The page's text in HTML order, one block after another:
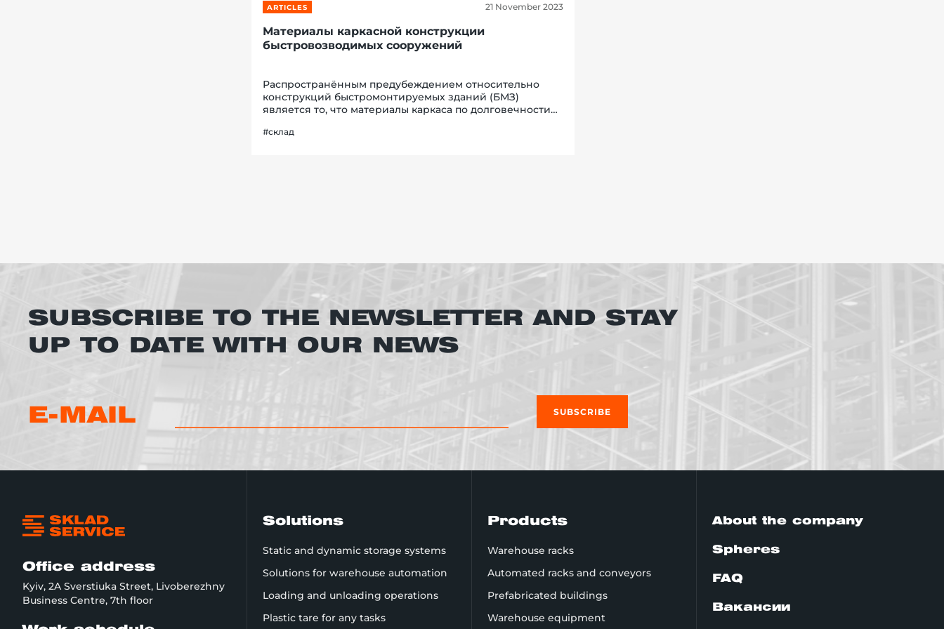
ARTICLES 21 November 2023
Материалы каркасной конструкции
быстровозводимых сооружений
Распространённым предубеждением относительно
конструкций быстромонтируемых зданий (БМЗ)
является то, что материалы каркаса по долговечности
строительству. Хотя именно в материалах кроются
#склад
SUBSCRIBE TO THE NEWSLETTER AND STAY
UP TO DATE WITH OUR NEWS
E-MAIL SUBSCRIBE
Office address
Kyiv, 2A Sverstiuka Street, Livoberezhny
Business Centre, 7th floor
Solutions
Static and dynamic storage systems
Solutions for warehouse automation
Loading and unloading operations
Plastic tare for any tasks
Products
Warehouse racks
Automated racks and conveyors
Prefabricated buildings
Warehouse equipment
About the company
Spheres
FAQ
Вакансии